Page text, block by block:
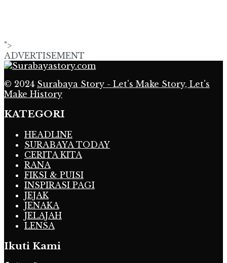
">
ADVERTISEMENT
© 2024 Surabaya Story - Let's Make Story, Let's
Make History
KATEGORI
HEADLINE
SURABAYA TODAY
CERITA KITA
RANA
FIKSI & PUISI
INSPIRASI PAGI
JEJAK
JENAKA
JELAJAH
LENSA
Ikuti Kami